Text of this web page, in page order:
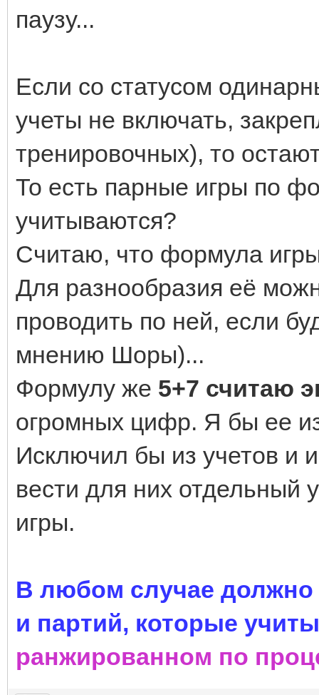
паузу...
Если со статусом
учеты не включать,
тренировочных), то
То есть парные игры по
учитываются?
Считаю, что формула
Для разнообразия её
проводить по ней, если
мнению Шоры)...
Формулу же 5+7 считаю
огромных цифр. Я бы ее
Исключил бы из учетов и
вести для них отдельный
игры.
В любом случае должно
и партий, которые
ранжированном по